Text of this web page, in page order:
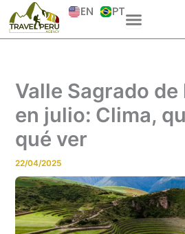
content
EN PT
Valle Sagrado de
en julio: Clima,
qué ver
22/04/2025